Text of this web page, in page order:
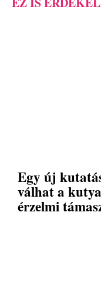
Egy új
válhat a
érzelmi